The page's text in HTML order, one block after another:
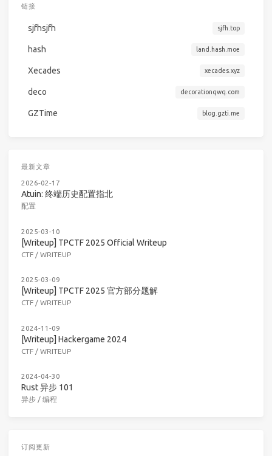
链接
sjfhsjfh sjfh.top
hash land.hash.moe
Xecades xecades.xyz
deco decorationqwq.com
GZTime blog.gzti.me
最新文章
2026-02-17
Atuin: 终端历史配置指北
配置
2025-03-10
[Writeup] TPCTF 2025 Official Writeup
CTF / WRITEUP
2025-03-09
[Writeup] TPCTF 2025 官方部分题解
CTF / WRITEUP
2024-11-09
[Writeup] Hackergame 2024
CTF / WRITEUP
2024-04-30
Rust 异步 101
异步 / 编程
订阅更新